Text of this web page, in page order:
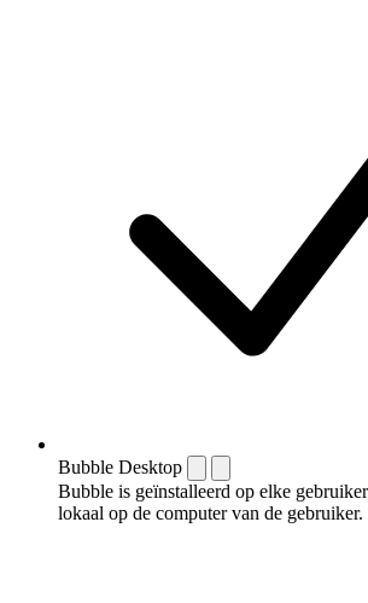
Bubble Desktop
Bubble is geïnstalleerd op elke
lokaal op de computer van de gebruiker.